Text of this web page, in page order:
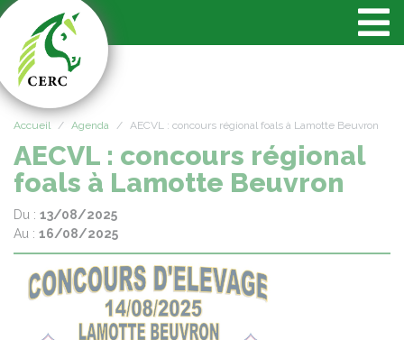
Accueil Agenda AECVL : concours régional foals à Lamotte Beuvron
AECVL : concours régional
foals à Lamotte Beuvron
Du : 13/08/2025
Au : 16/08/2025
Panneau de gestion des cookies